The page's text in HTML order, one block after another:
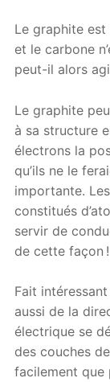
Le graphite est
et le carbone
peut-il alors
Le graphite
à sa structure
électrons la
qu’ils ne le
importante.
constitués
servir de
de cette façon !
Fait
aussi de la
électrique se
des couches
facilement que